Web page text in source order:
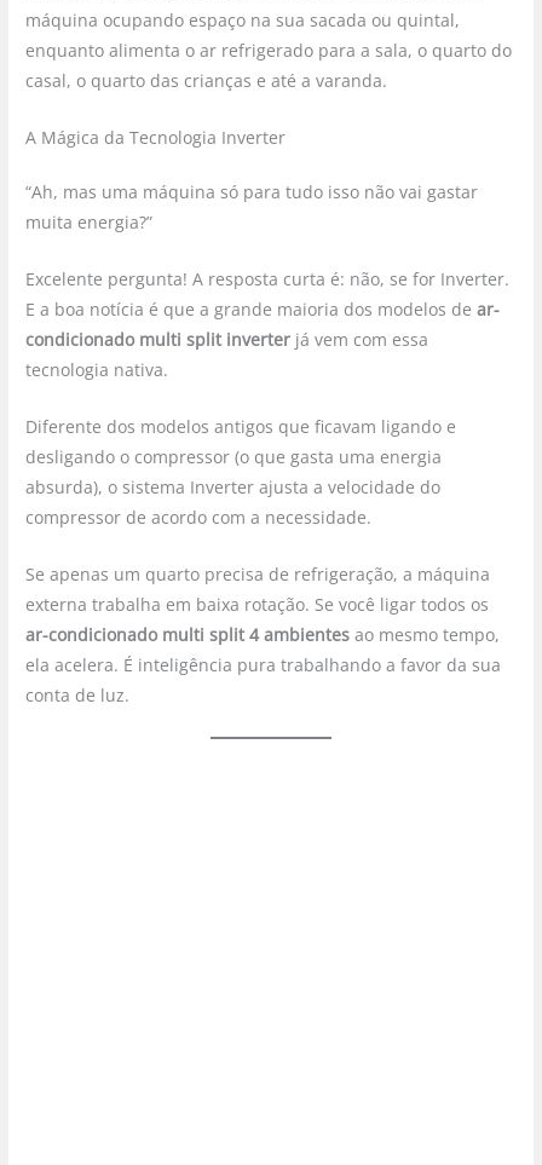
máquina ocupando espaço na sua sacada ou quintal,
enquanto alimenta o ar refrigerado para a sala, o quarto do
casal, o quarto das crianças e até a varanda.
A Mágica da Tecnologia Inverter
“Ah, mas uma máquina só para tudo isso não vai gastar
muita energia?”
Excelente pergunta! A resposta curta é: não, se for Inverter.
E a boa notícia é que a grande maioria dos modelos dear-
condicionado multi split inverter já vem com essa
tecnologia nativa.
Diferente dos modelos antigos que ficavam ligando e
desligando o compressor (o que gasta uma energia
absurda), o sistema Inverter ajusta a velocidade do
compressor de acordo com a necessidade.
Se apenas um quarto precisa de refrigeração, a máquina
externa trabalha em baixa rotação. Se você ligar todos os
ar-condicionado multi split 4 ambientes ao mesmo tempo,
ela acelera. É inteligência pura trabalhando a favor da sua
conta de luz.